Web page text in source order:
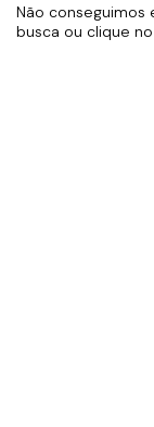
Não conseguimos
busca ou clique